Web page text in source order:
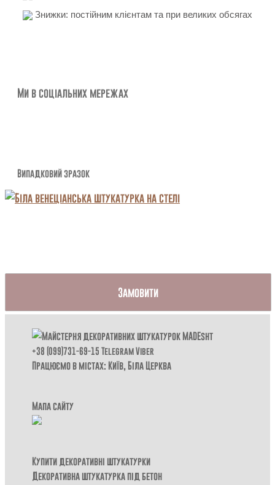
Знижки: постійним клієнтам та при великих обсягах
Ми в соціальних мережах
Випадковий зразок
Замовити
+38 (099)731-69-15 TelegramViber
Працюємо в містах: Київ,Біла Церква
Мапа сайту
Купити декоративні штукатурки
Декоративна штукатурка під бетон